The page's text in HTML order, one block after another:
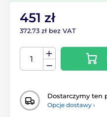
451 zł
372.73 zł bez VAT
Dostarczymy ten
Opcje dostawy ›